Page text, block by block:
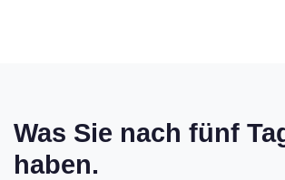
Was Sie nach fünf
haben.